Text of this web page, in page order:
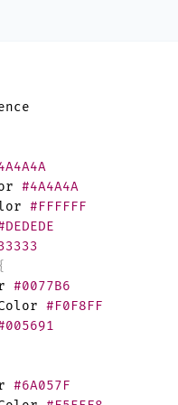
#4A4A4A
#FFFFFF
#0077B6
#F0F8FF
#6A057F